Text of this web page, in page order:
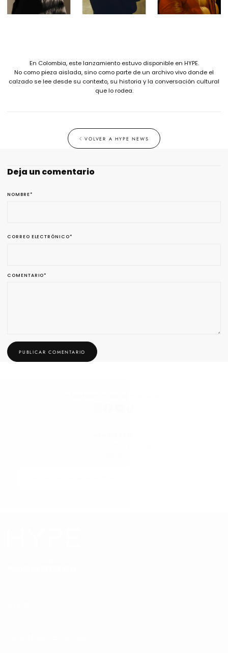
En Colombia, este lanzamiento estuvo disponible en HYPE.
No como pieza aislada, sino como parte de un archivo vivo donde el
calzado se lee desde su contexto, su historia y la conversación cultural
que lo rodea.
VOLVER A HYPE NEWS
Deja un comentario
NOMBRE*
CORREO ELECTRÓNICO*
COMENTARIO*
PUBLICAR COMENTARIO